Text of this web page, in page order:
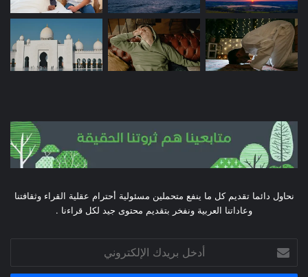
نحاول دائما تقديم كل ما ينفع متحملين مسئولية أحترام عقلية القراء وثقافتنا
وعاداتنا العربية ونفخر بتقديم محتوى جيد لكل قراءنا .
بريدك
الإلكتروني